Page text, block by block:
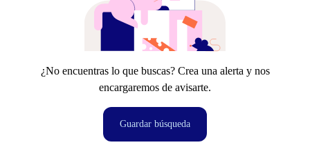
¿No encuentras lo que buscas? Crea una alerta y nos
encargaremos de avisarte.
Guardar búsqueda